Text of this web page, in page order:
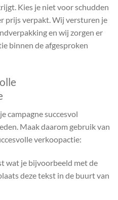
Kies je niet voor schudden
prijs verpakt. Wij versturen je
en wij zorgen er
binnen de afgesproken
campagne succesvol
Maak daarom gebruik van
verkoopactie:
wat je bijvoorbeeld met de
deze tekst in de buurt van